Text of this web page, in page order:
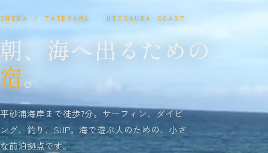
CHIBA / TATEYAMA · HEISAURA COAST
朝、海へ出るための
宿。
平砂浦海岸まで徒歩7分。サーフィン、ダイビ
ング、釣り、SUP。海で遊ぶ人のための、小さ
な前泊拠点です。